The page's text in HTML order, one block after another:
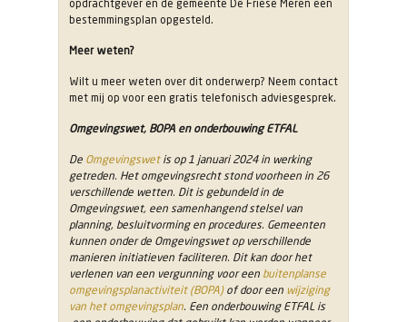
opdrachtgever en de gemeente De Friese Meren een
bestemmingsplan opgesteld.
Meer weten?
Wilt u meer weten over dit onderwerp? Neem contact
met mij op voor een gratis telefonisch adviesgesprek.
Omgevingswet, BOPA en onderbouwing ETFAL
De Omgevingswet is op 1 januari 2024 in werking
getreden. Het omgevingsrecht stond voorheen in 26
verschillende wetten. Dit is gebundeld in de
Omgevingswet, een samenhangend stelsel van
planning, besluitvorming en procedures. Gemeenten
kunnen onder de Omgevingswet op verschillende
manieren initiatieven faciliteren. Dit kan door het
verlenen van een vergunning voor een buitenplanse
omgevingsplanactiviteit (BOPA)of door een wijziging
van het omgevingsplan. Een onderbouwing ETFAL is